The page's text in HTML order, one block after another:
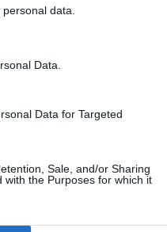
data.
Data.
Data for Targeted
Sale, and/or Sharing
the Purposes for which it
0-1-0 (Kuzuri Gym
kell az embereknek és
ellenállást nem
amire Bacsfainak
elkezdett hátrálni.
majd pár ütéses ground
Ezzel a teljesítménnyel